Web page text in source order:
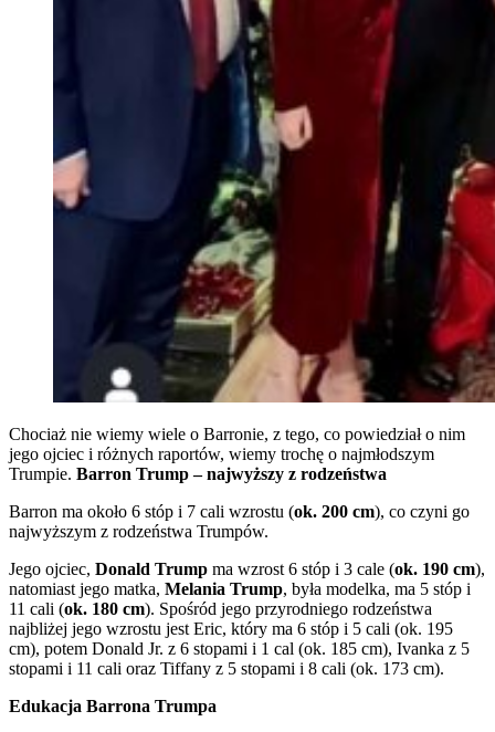
Chociaż nie wiemy wiele o Barronie, z tego, co powiedział o nim
jego ojciec i różnych raportów, wiemy trochę o najmłodszym
Trumpie. Barron Trump – najwyższy z rodzeństwa
Barron ma około 6 stóp i 7 cali wzrostu (ok. 200 cm), co czyni go
najwyższym z rodzeństwa Trumpów.
Jego ojciec, Donald Trump ma wzrost 6 stóp i 3 cale (ok. 190 cm),
natomiast jego matka, Melania Trump, była modelka, ma 5 stóp i
11 cali (ok. 180 cm). Spośród jego przyrodniego rodzeństwa
najbliżej jego wzrostu jest Eric, który ma 6 stóp i 5 cali (ok. 195
cm), potem Donald Jr. z 6 stopami i 1 cal (ok. 185 cm), Ivanka z 5
stopami i 11 cali oraz Tiffany z 5 stopami i 8 cali (ok. 173 cm).
Edukacja Barrona Trumpa